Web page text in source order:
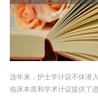
连年来，护士学计议不休潜
临床本质和学术计议提供了